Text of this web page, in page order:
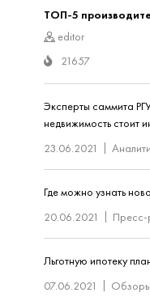
ТОП-5
editor
21657
Эксперты саммита
недвижимость стоит
23.06.2021
Где можно узнать
20.06.2021
Пресс-
Льготную ипотеку
07.06.2021